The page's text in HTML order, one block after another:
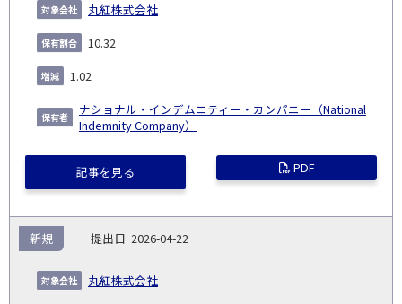
丸紅株式会社
10.32
1.02
ナショナル・インデムニティー・カンパニー（National
Indemnity Company）
記事を見る PDF
2026-04-22
丸紅株式会社
新規